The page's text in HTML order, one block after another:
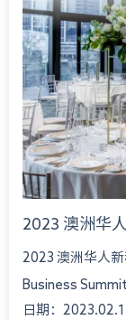
2023 澳洲华
2023 澳洲华人
Business
International
日期：